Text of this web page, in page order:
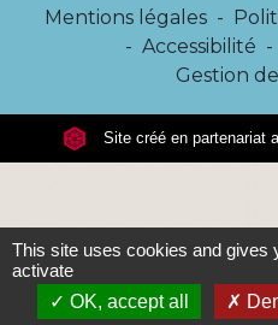
Mentions légales -
- Accessibilité -
Gestion
Site créé en partenariat
This site uses cookies and gives
activate
OK, accept all